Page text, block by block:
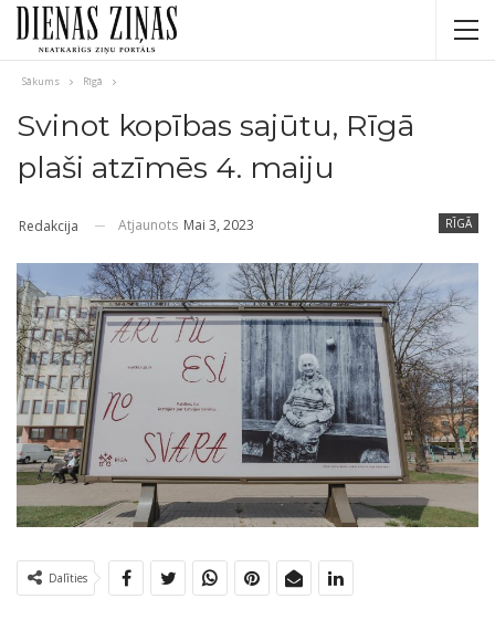
Sākums Rīgā
Svinot kopības sajūtu, Rīgā
plaši atzīmēs 4. maiju
RĪGĀ
Redakcija Atjaunots Mai 3, 2023
Dalīties